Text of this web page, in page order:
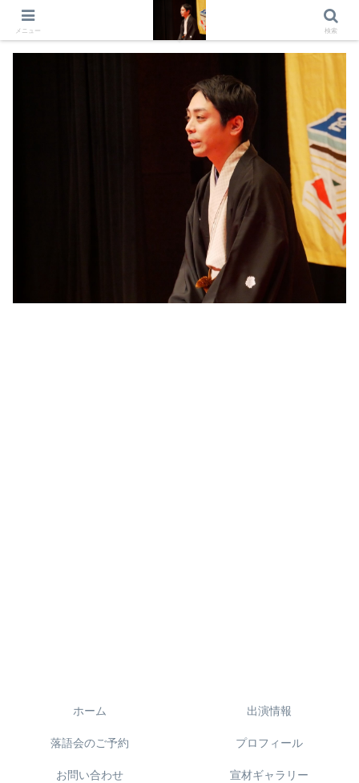
出演情報 出演依頼 日記 プロフィール
ホーム 出演情報
落語会のご予約 プロフィール
お問い合わせ 宣材ギャラリー
メニュー 検索